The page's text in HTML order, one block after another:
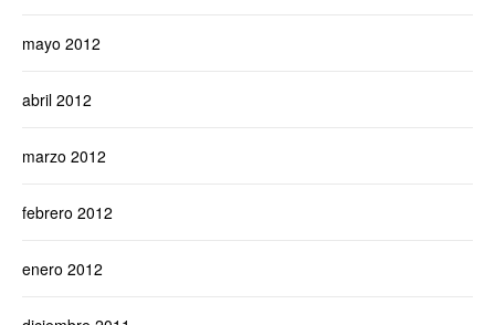
mayo 2012
abril 2012
marzo 2012
febrero 2012
enero 2012